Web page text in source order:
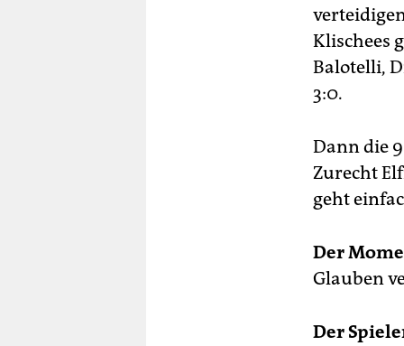
Klischees
Balotelli,
3:0.
Dann die
Zurecht
geht
Der
Glauben
Der